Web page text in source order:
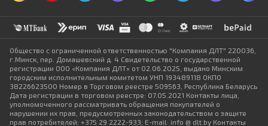
Общество с ограниченной ответственностью "Компания ДЛТ" 220036,
г.Минск, пер. Домашевский д. 4 Свидетельство о государственной
регистрации ООО «Компания ДЛТ» от 02.06.2025, выдано Минским
городским исполнительным комитетом УНП 193489118 ОКПО
38226623500 Номер в Торговом реестре 509563, Республика Беларусь
Дата регистрации в торговом реестре: 07.05.2021 Контакты лица,
уполномоченного рассматривать обращения покупателей о
нарушении их прав, предусмотренных законодательством о защите
прав потребителей: +375 29 2222-933; E-mail: info @ dlt.by Контакты